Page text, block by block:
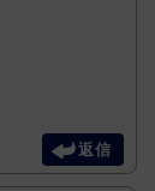
返信